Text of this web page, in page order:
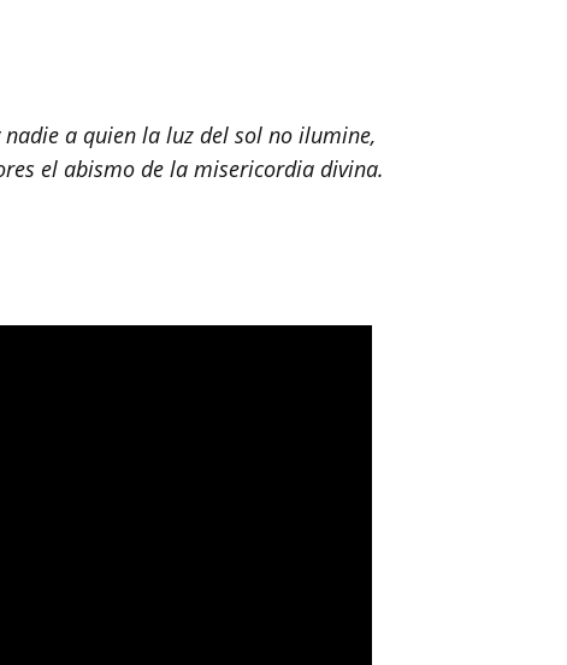
a quien la luz del sol no ilumine,
el abismo de la misericordia divina.